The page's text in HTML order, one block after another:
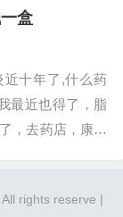
北段。石家庄安
房在全国大城市
盒
近十年了,什么药
最近也得了，脂
，去药店，康王
要用。最后去了
rights reserve |